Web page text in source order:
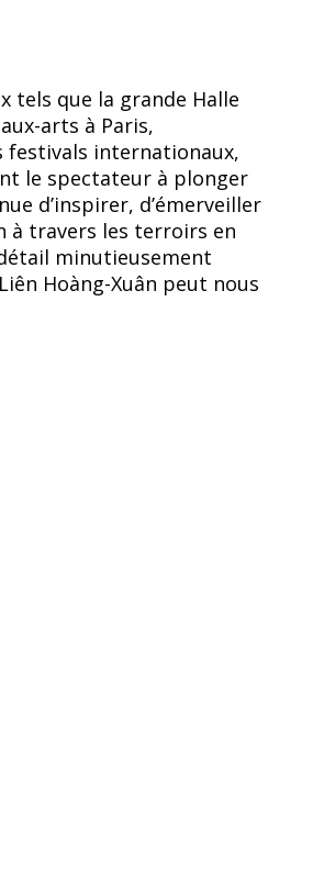
tels que la grande Halle
arts à Paris,
festivals internationaux,
le spectateur à plonger
d’inspirer, d’émerveiller
à travers les terroirs en
minutieusement
Hoàng-Xuân peut nous